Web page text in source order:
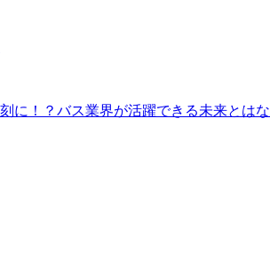
に！？バス業界が活躍できる未来とはな